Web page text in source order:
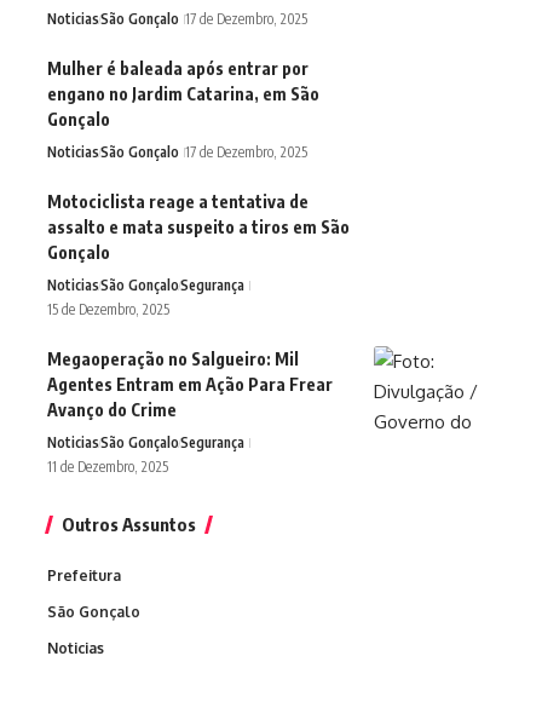
NoticiasSão Gonçalo 17 de Dezembro, 2025
Mulher é baleada após entrar por
engano no Jardim Catarina, em São
Gonçalo
NoticiasSão Gonçalo 17 de Dezembro, 2025
Motociclista reage a tentativa de
assalto e mata suspeito a tiros em São
Gonçalo
NoticiasSão GonçaloSegurança
15 de Dezembro, 2025
Megaoperação no Salgueiro: Mil
Agentes Entram em Ação Para Frear
Avanço do Crime
NoticiasSão GonçaloSegurança
11 de Dezembro, 2025
Outros Assuntos
Prefeitura
São Gonçalo
Noticias